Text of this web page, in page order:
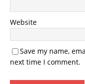
Website
Save my name,
next time I comment.